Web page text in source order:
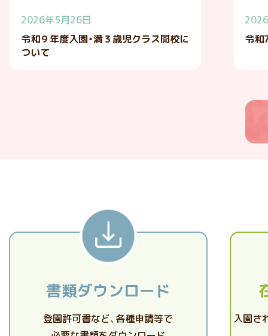
2026年5月26日
令和９年度入園・満３歳児クラス開校に
ついて
令和
書類ダウンロード
登園許可書など、各種申請等で
入園さ